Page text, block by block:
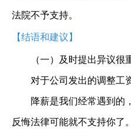
法院不予支持。
【结语和建议】
（一）及时提出异议很
对于公司发出的调整工
降薪是我们经常遇到的
反悔法律可能就不支持你了。